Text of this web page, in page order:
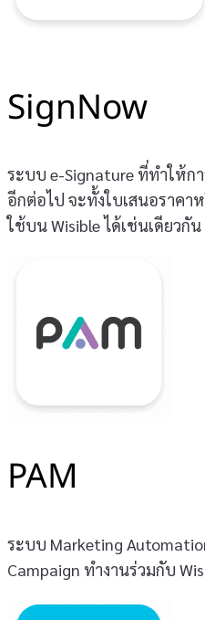
SignNow
ระบบ e-Signature ที่ทำให้กา
อีกต่อไป จะทั้งใบเสนอราคา
ใช้บน Wisible ได้เช่นเดียวกัน
PAM
ระบบ Marketing
Campaign ทำงานร่วมกับ